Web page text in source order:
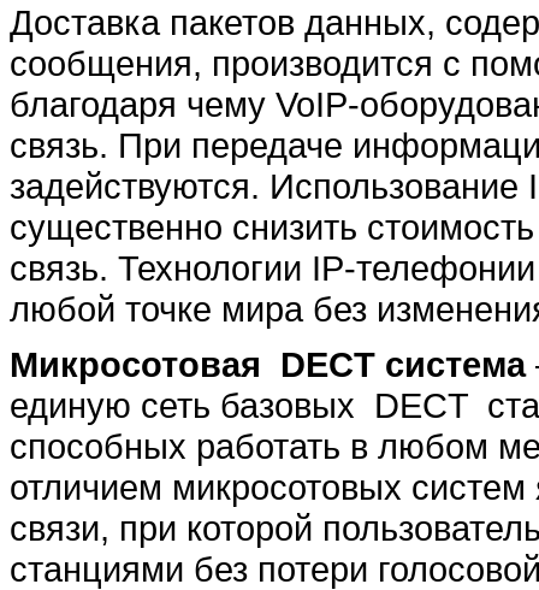
Доставка пакетов данных,
сообщения, производится с
благодаря чему VoIP-
связь. При передаче
задействуются. Использование
существенно снизить
связь. Технологии IP-
любой точке мира без
Микросотовая DECT система
единую сеть базовых DECT
способных работать в любом
отличием микросотовых
связи, при которой
станциями без потери